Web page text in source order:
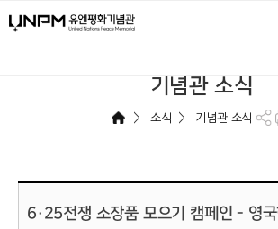
기념관 소식
> 소식 > 기념관 소식
6·25전쟁 소장품 모으기 캠페인 - 영국